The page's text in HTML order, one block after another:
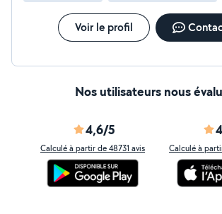
Voir le profil
Nos utilisateurs nous
4,6/5
Calculé à partir de 48731 avis Calculé à